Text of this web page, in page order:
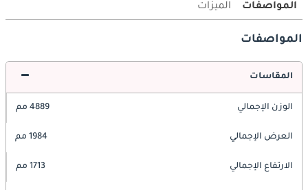
المواصفات الميزات
المواصفات
المقاسات
الوزن الإجمالي 4889 مم
العرض الإجمالي 1984 مم
الارتفاع الإجمالي 1713 مم